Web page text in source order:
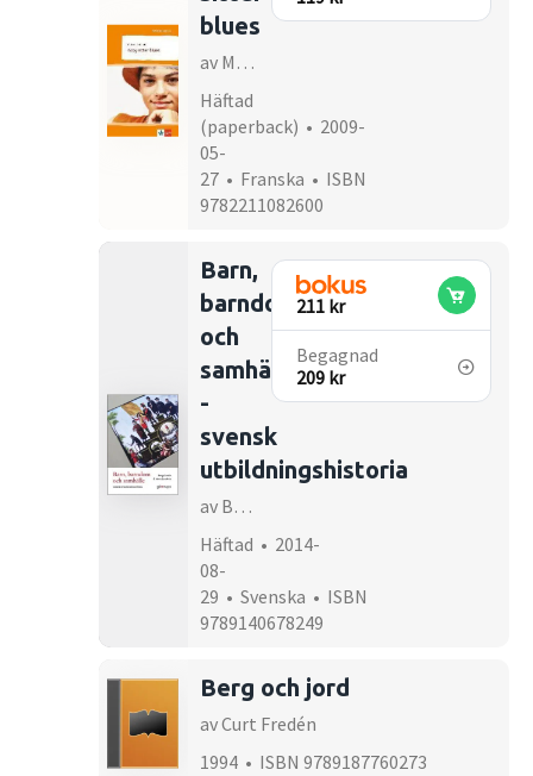
blues
av Marie-Aude Murail
Häftad
(paperback) • 2009-
05-
27 • Franska • ISBN
9782211082600
Barn,
barndom
och
samhälle
-
svensk
utbildningshistoria
av Bengt Sandin
Häftad • 2014-
08-
29 • Svenska • ISBN
9789140678249
211 kr
Begagnad
209 kr
Berg och jord
av Curt Fredén
1994 • ISBN 9789187760273